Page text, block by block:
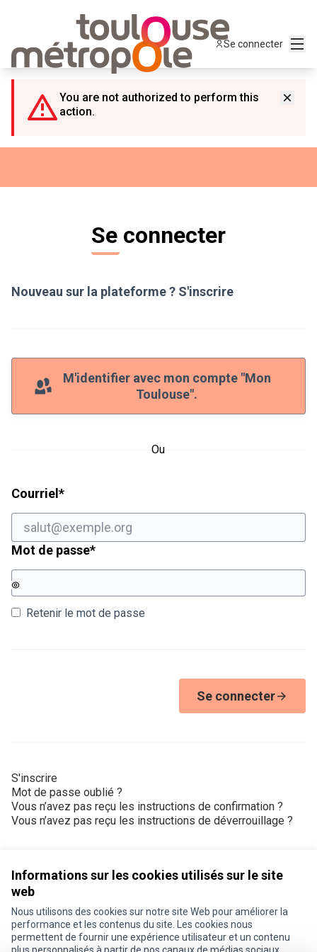
Informations sur les cookies utilisés sur le site
web
Nous utilisons des cookies sur notre site Web pour améliorer la
performance et les contenus du site. Les cookies nous
permettent de fournir une expérience utilisateur et un contenu
Se connecter
You are not authorized to perform this
action.
Se connecter
Nouveau sur la plateforme ? S'inscrire
M'identifier avec mon compte "Mon
Toulouse".
Ou
Courriel *Champ obligatoire
Mot de passe*Champ obligatoire
Retenir le mot de passe
Se connecter
S'inscrire
Mot de passe oublié ?
Vous n’avez pas reçu les instructions de confirmation ?
Vous n’avez pas reçu les instructions de déverrouillage ?
Conditions d'utilisation
Paramètres des cookies
Je participe ! sur X
Je participe ! sur Facebook
Je participe ! sur Instagram